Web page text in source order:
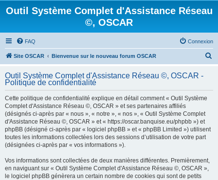
Outil Système Complet d'Assistance Réseau
©, OSCAR
FAQ Connexion
Site OSCAR Bienvenue sur le nouveau forum OSCAR
h
Outil Système Complet d'Assistance Réseau ©, OSCAR -
Politique de confidentialité
Cette politique de confidentialité explique en détail comment « Outil Système
Complet d'Assistance Réseau ©, OSCAR » et ses partenaires affiliés
(désignés ci-après par « nous », « notre », « nos », « Outil Système Complet
d'Assistance Réseau ©, OSCAR » et « https://oscar.banquise.eu/phpbb ») et
phpBB (désigné ci-après par « logiciel phpBB » et « phpBB Limited ») utilisent
toutes les informations collectées lors des sessions d’utilisation de votre part
(désignées ci-après par « vos informations »).
Vos informations sont collectées de deux manières différentes. Premièrement,
en naviguant sur « Outil Système Complet d'Assistance Réseau ©, OSCAR »,
le logiciel phpBB génèrera un certain nombre de cookies qui sont de petits